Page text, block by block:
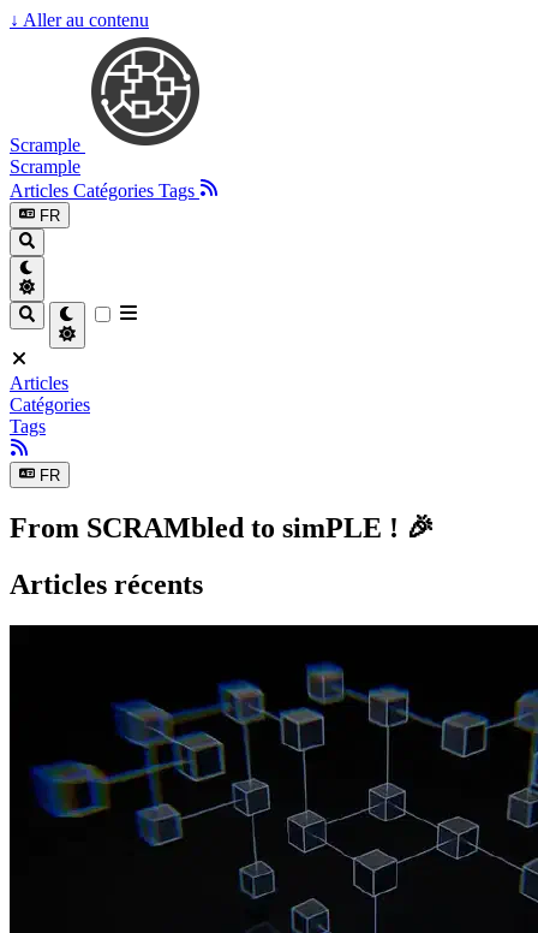
↓ Aller au contenu
Scrample
Scrample
Articles Catégories Tags
FR
Articles
Catégories
Tags
FR
From SCRAMbled to simPLE ! 🎉
Articles récents